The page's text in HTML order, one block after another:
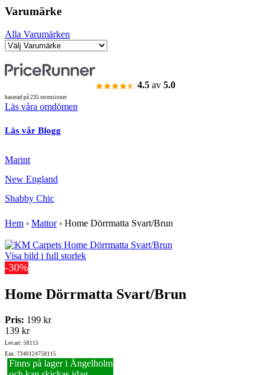
Varumärke
Alla Varumärken
4.5 av 5.0
baserad på 235 recensioner
Läs våra omdömen
Läs vår Blogg
Marint
New England
Shabby Chic
Hem › Mattor› Home Dörrmatta Svart/Brun
Visa bild i full storlek
-30%
Home Dörrmatta Svart/Brun
Pris: 199 kr
139 kr
Lev.art: 58115
Ean: 7340124758115
Finns på lager i Ängelholm